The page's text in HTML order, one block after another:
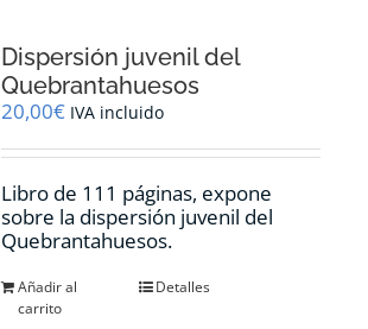
Dispersión juvenil del
Quebrantahuesos
20,00€ IVA incluido
Libro de 111 páginas, expone
sobre la dispersión juvenil del
Quebrantahuesos.
Añadir al
carrito
Detalles